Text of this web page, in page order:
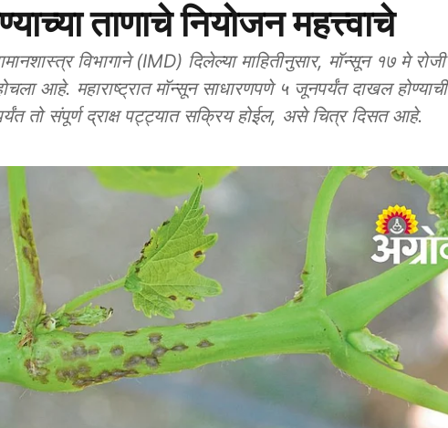
ताणाचे नियोजन महत्त्वाचे
विभागाने (IMD) दिलेल्या माहितीनुसार, मॉन्सून १७ मे रोजी
आहे. महाराष्ट्रात मॉन्सून साधारणपणे ५ जूनपर्यंत दाखल होण्याची
तो संपूर्ण द्राक्ष पट्ट्यात सक्रिय होईल, असे चित्र दिसत आहे.